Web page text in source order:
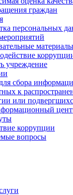
граждан
персональных
материалы
учреждение
сбора
к
или
коррупции
вопросы